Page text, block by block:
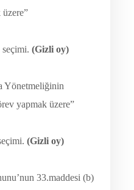
üzere”
(Gizli oy)
Yönetmeliğinin
yapmak üzere”
(Gizli oy)
33.maddesi (b)